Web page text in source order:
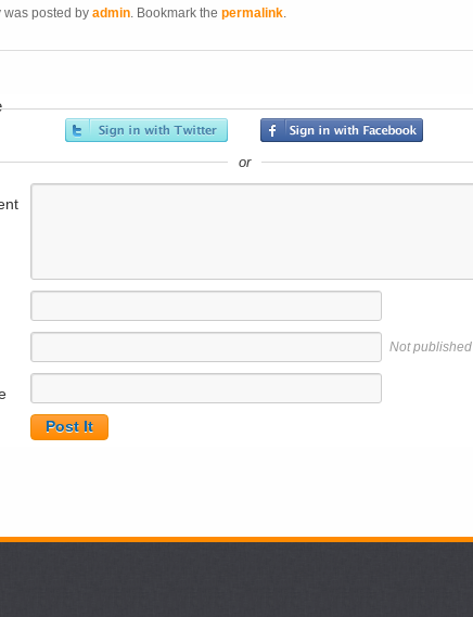
was posted by admin. Bookmark the permalink.
or
Not published